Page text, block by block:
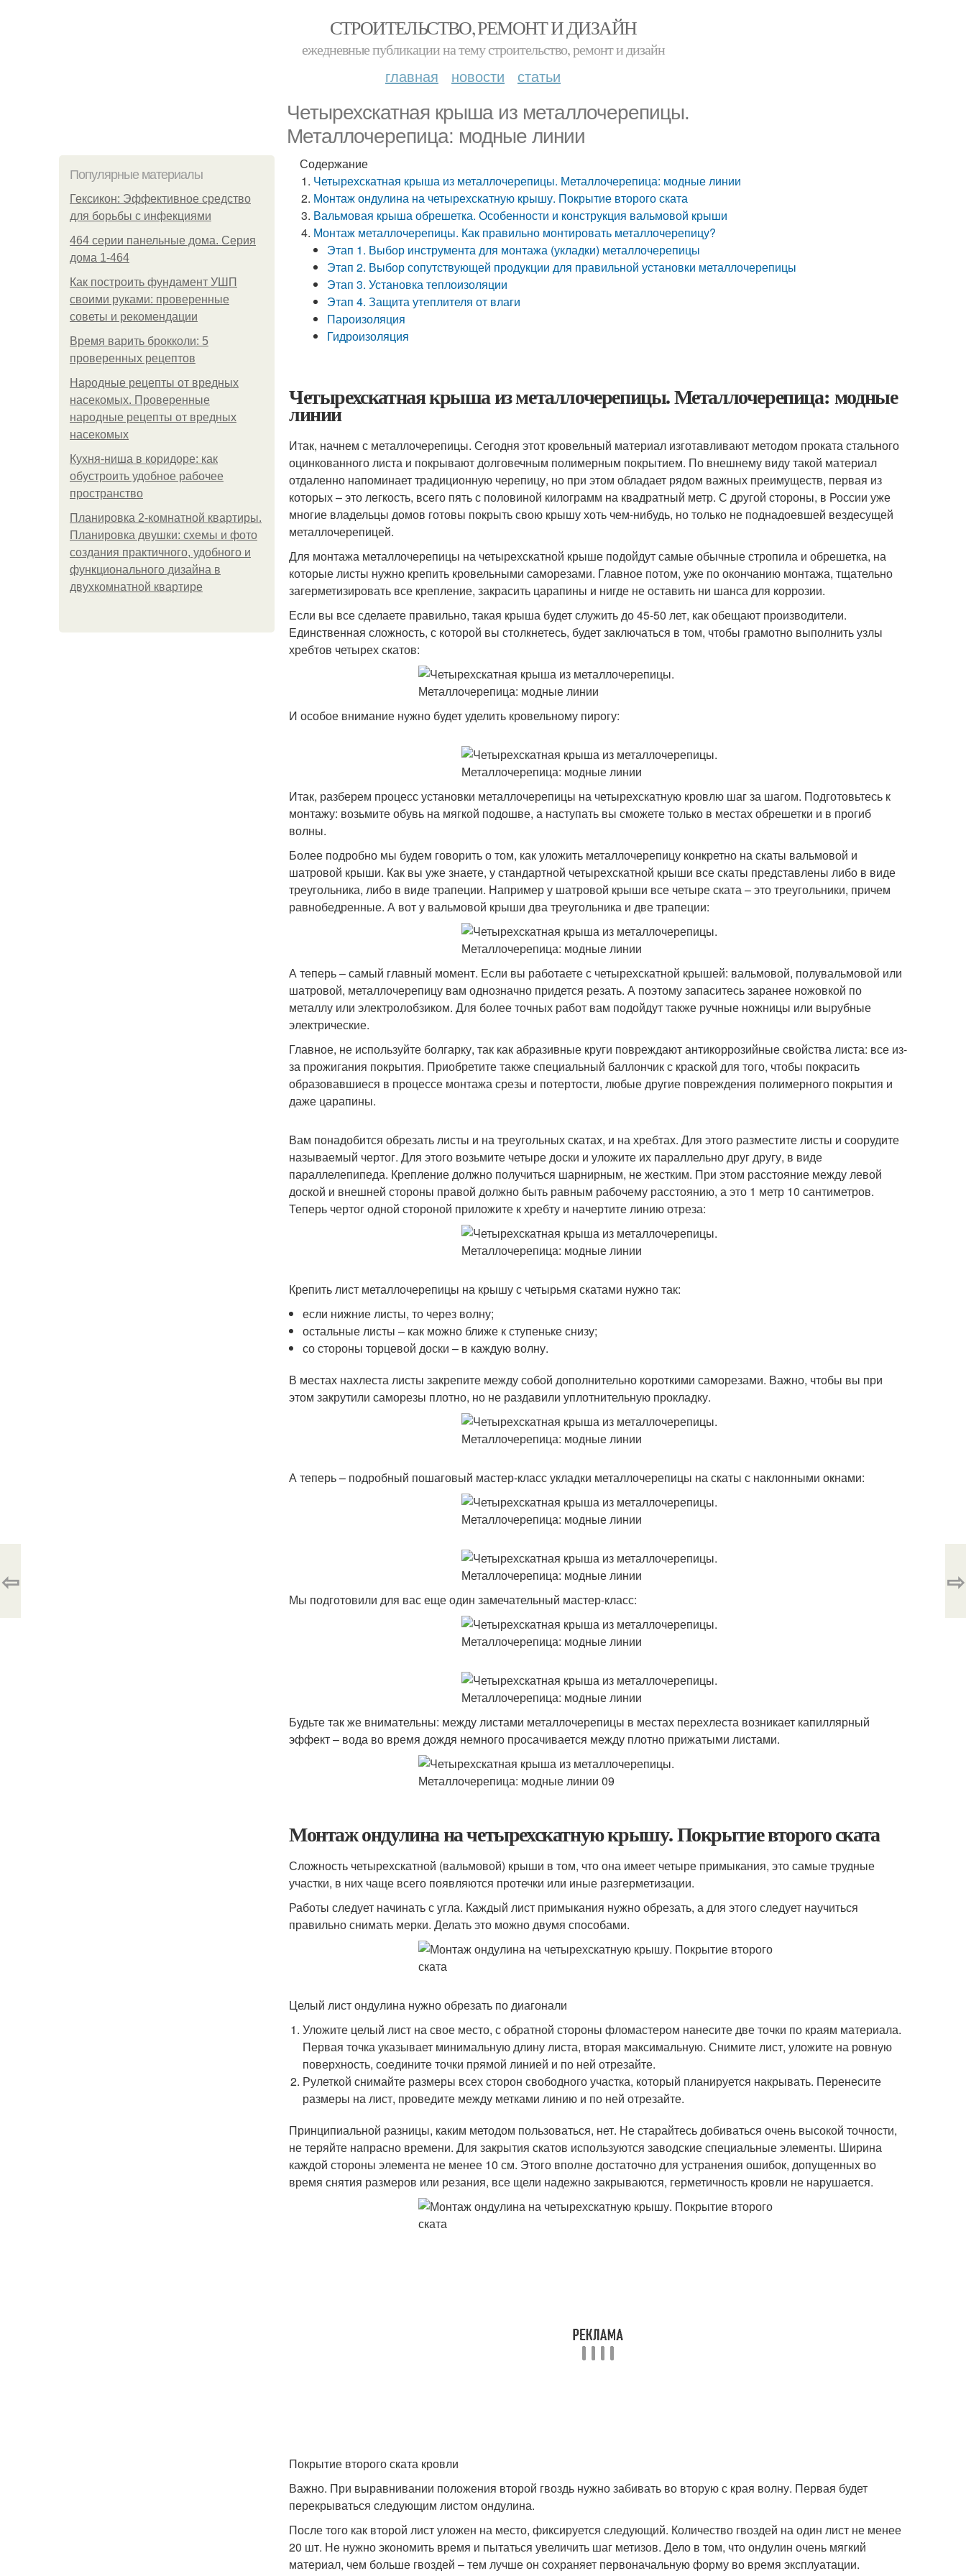
СТРОИТЕЛЬСТВО, РЕМОНТ И ДИЗАЙН
ежедневные публикации на тему строительство, ремонт и дизайн
главная новости статьи
Четырехскатная крыша из металлочерепицы.
Металлочерепица: модные линии
Популярные материалы
Гексикон: Эффективное средство
для борьбы с инфекциями
464 серии панельные дома. Серия
дома 1-464
Как построить фундамент УШП
своими руками: проверенные
советы и рекомендации
Время варить брокколи: 5
проверенных рецептов
Народные рецепты от вредных
насекомых. Проверенные
народные рецепты от вредных
насекомых
Кухня-ниша в коридоре: как
обустроить удобное рабочее
пространство
Планировка 2-комнатной квартиры.
Планировка двушки: схемы и фото
создания практичного, удобного и
функционального дизайна в
двухкомнатной квартире
Содержание
Четырехскатная крыша из металлочерепицы. Металлочерепица: модные линии
Монтаж ондулина на четырехскатную крышу. Покрытие второго ската
Вальмовая крыша обрешетка. Особенности и конструкция вальмовой крыши
Монтаж металлочерепицы. Как правильно монтировать металлочерепицу?
Этап 1. Выбор инструмента для монтажа (укладки) металлочерепицы
Этап 2. Выбор сопутствующей продукции для правильной установки металлочерепицы
Этап 3. Установка теплоизоляции
Этап 4. Защита утеплителя от влаги
Пароизоляция
Гидроизоляция
Четырехскатная крыша из металлочерепицы. Металлочерепица: модные
линии
Итак, начнем с металлочерепицы. Сегодня этот кровельный материал изготавливают методом проката стального
оцинкованного листа и покрывают долговечным полимерным покрытием. По внешнему виду такой материал
отдаленно напоминает традиционную черепицу, но при этом обладает рядом важных преимуществ, первая из
которых – это легкость, всего пять с половиной килограмм на квадратный метр. С другой стороны, в России уже
многие владельцы домов готовы покрыть свою крышу хоть чем-нибудь, но только не поднадоевшей вездесущей
металлочерепицей.
Для монтажа металлочерепицы на четырехскатной крыше подойдут самые обычные стропила и обрешетка, на
которые листы нужно крепить кровельными саморезами. Главное потом, уже по окончанию монтажа, тщательно
загерметизировать все крепление, закрасить царапины и нигде не оставить ни шанса для коррозии.
Если вы все сделаете правильно, такая крыша будет служить до 45-50 лет, как обещают производители.
Единственная сложность, с которой вы столкнетесь, будет заключаться в том, чтобы грамотно выполнить узлы
хребтов четырех скатов:
И особое внимание нужно будет уделить кровельному пирогу:
Итак, разберем процесс установки металлочерепицы на четырехскатную кровлю шаг за шагом. Подготовьтесь к
монтажу: возьмите обувь на мягкой подошве, а наступать вы сможете только в местах обрешетки и в прогиб
волны.
Более подробно мы будем говорить о том, как уложить металлочерепицу конкретно на скаты вальмовой и
шатровой крыши. Как вы уже знаете, у стандартной четырехскатной крыши все скаты представлены либо в виде
треугольника, либо в виде трапеции. Например у шатровой крыши все четыре ската – это треугольники, причем
равнобедренные. А вот у вальмовой крыши два треугольника и две трапеции:
А теперь – самый главный момент. Если вы работаете с четырехскатной крышей: вальмовой, полувальмовой или
шатровой, металлочерепицу вам однозначно придется резать. А поэтому запаситесь заранее ножовкой по
металлу или электролобзиком. Для более точных работ вам подойдут также ручные ножницы или вырубные
электрические.
Главное, не используйте болгарку, так как абразивные круги повреждают антикоррозийные свойства листа: все из-
за прожигания покрытия. Приобретите также специальный баллончик с краской для того, чтобы покрасить
образовавшиеся в процессе монтажа срезы и потертости, любые другие повреждения полимерного покрытия и
даже царапины.
Вам понадобится обрезать листы и на треугольных скатах, и на хребтах. Для этого разместите листы и соорудите
называемый чертог. Для этого возьмите четыре доски и уложите их параллельно друг другу, в виде
параллелепипеда. Крепление должно получиться шарнирным, не жестким. При этом расстояние между левой
доской и внешней стороны правой должно быть равным рабочему расстоянию, а это 1 метр 10 сантиметров.
Теперь чертог одной стороной приложите к хребту и начертите линию отреза:
Крепить лист металлочерепицы на крышу с четырьмя скатами нужно так:
если нижние листы, то через волну;
остальные листы – как можно ближе к ступеньке снизу;
со стороны торцевой доски – в каждую волну.
В местах нахлеста листы закрепите между собой дополнительно короткими саморезами. Важно, чтобы вы при
этом закрутили саморезы плотно, но не раздавили уплотнительную прокладку.
А теперь – подробный пошаговый мастер-класс укладки металлочерепицы на скаты с наклонными окнами:
Мы подготовили для вас еще один замечательный мастер-класс:
Будьте так же внимательны: между листами металлочерепицы в местах перехлеста возникает капиллярный
эффект – вода во время дождя немного просачивается между плотно прижатыми листами.
Монтаж ондулина на четырехскатную крышу. Покрытие второго ската
Сложность четырехскатной (вальмовой) крыши в том, что она имеет четыре примыкания, это самые трудные
участки, в них чаще всего появляются протечки или иные разгерметизации.
Работы следует начинать с угла. Каждый лист примыкания нужно обрезать, а для этого следует научиться
правильно снимать мерки. Делать это можно двумя способами.
Целый лист ондулина нужно обрезать по диагонали
Уложите целый лист на свое место, с обратной стороны фломастером нанесите две точки по краям материала.
Первая точка указывает минимальную длину листа, вторая максимальную. Снимите лист, уложите на ровную
поверхность, соедините точки прямой линией и по ней отрезайте.
Рулеткой снимайте размеры всех сторон свободного участка, который планируется накрывать. Перенесите
размеры на лист, проведите между метками линию и по ней отрезайте.
Принципиальной разницы, каким методом пользоваться, нет. Не старайтесь добиваться очень высокой точности,
не теряйте напрасно времени. Для закрытия скатов используются заводские специальные элементы. Ширина
каждой стороны элемента не менее 10 см. Этого вполне достаточно для устранения ошибок, допущенных во
время снятия размеров или резания, все щели надежно закрываются, герметичность кровли не нарушается.
Покрытие второго ската кровли
Важно. При выравнивании положения второй гвоздь нужно забивать во вторую с края волну. Первая будет
перекрываться следующим листом ондулина.
После того как второй лист уложен на место, фиксируется следующий. Количество гвоздей на один лист не менее
20 шт. Не нужно экономить время и пытаться увеличить шаг метизов. Дело в том, что ондулин очень мягкий
материал, чем больше гвоздей – тем лучше он сохраняет первоначальную форму во время эксплуатации.
⇦ ⇨